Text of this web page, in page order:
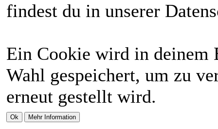
findest du in unserer
Ein Cookie wird in deinem
Wahl gespeichert, um zu
erneut gestellt wird.